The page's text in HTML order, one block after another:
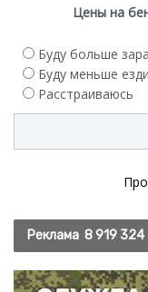
Цены на
Буду больше
Буду меньше
Расстраиваюсь
Реклама 8 919